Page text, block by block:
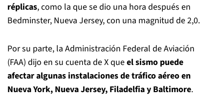
réplicas, como la que se dio una hora después en
Bedminster, Nueva Jersey, con una magnitud de 2,0.
Por su parte, la Administración Federal de Aviación
(FAA) dijo en su cuenta de X queel sismo puede
afectar algunas instalaciones de tráfico aéreo en
Nueva York, Nueva Jersey, Filadelfia y Baltimore.